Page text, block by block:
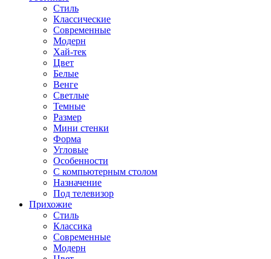
Стиль
Классические
Современные
Модерн
Хай-тек
Цвет
Белые
Венге
Светлые
Темные
Размер
Мини стенки
Форма
Угловые
Особенности
С компьютерным столом
Назначение
Под телевизор
Прихожие
Стиль
Классика
Современные
Модерн